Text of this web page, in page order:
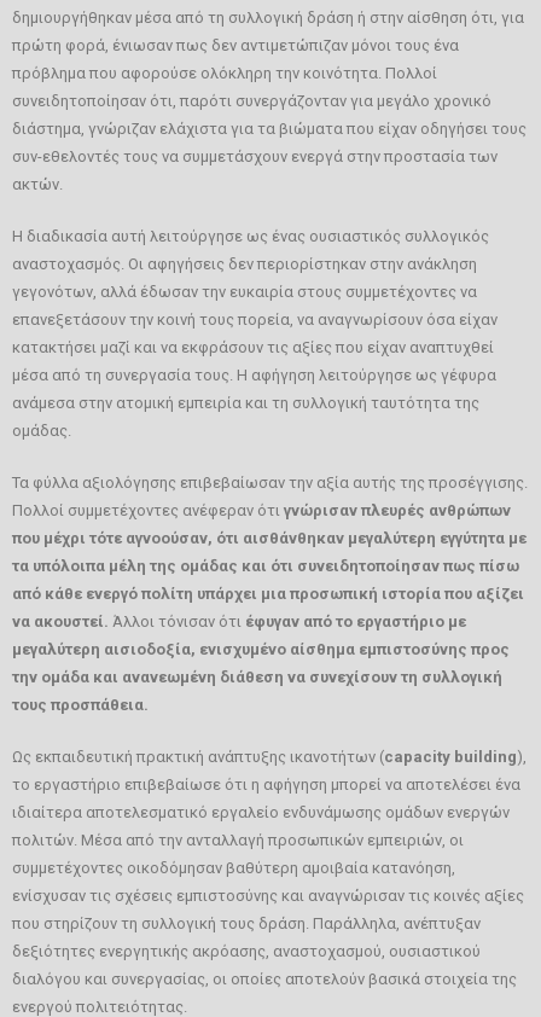
δημιουργήθηκαν μέσα από τη συλλογική δράση ή στην αίσθηση ότι, για
πρώτη φορά, ένιωσαν πως δεν αντιμετώπιζαν μόνοι τους ένα
πρόβλημα που αφορούσε ολόκληρη την κοινότητα. Πολλοί
συνειδητοποίησαν ότι, παρότι συνεργάζονταν για μεγάλο χρονικό
διάστημα, γνώριζαν ελάχιστα για τα βιώματα που είχαν οδηγήσει τους
συν-εθελοντές τους να συμμετάσχουν ενεργά στην προστασία των
ακτών.
Η διαδικασία αυτή λειτούργησε ως ένας ουσιαστικός συλλογικός
αναστοχασμός. Οι αφηγήσεις δεν περιορίστηκαν στην ανάκληση
γεγονότων, αλλά έδωσαν την ευκαιρία στους συμμετέχοντες να
επανεξετάσουν την κοινή τους πορεία, να αναγνωρίσουν όσα είχαν
κατακτήσει μαζί και να εκφράσουν τις αξίες που είχαν αναπτυχθεί
μέσα από τη συνεργασία τους. Η αφήγηση λειτούργησε ως γέφυρα
ανάμεσα στην ατομική εμπειρία και τη συλλογική ταυτότητα της
ομάδας.
Τα φύλλα αξιολόγησης επιβεβαίωσαν την αξία αυτής της προσέγγισης.
Πολλοί συμμετέχοντες ανέφεραν ότι γνώρισαν πλευρές ανθρώπων
που μέχρι τότε αγνοούσαν, ότι αισθάνθηκαν μεγαλύτερη εγγύτητα με
τα υπόλοιπα μέλη της ομάδας και ότι συνειδητοποίησαν πως πίσω
από κάθε ενεργό πολίτη υπάρχει μια προσωπική ιστορία που αξίζει
να ακουστεί. Άλλοι τόνισαν ότι έφυγαν από το εργαστήριο με
μεγαλύτερη αισιοδοξία, ενισχυμένο αίσθημα εμπιστοσύνης προς
την ομάδα και ανανεωμένη διάθεση να συνεχίσουν τη συλλογική
τους προσπάθεια.
Ως εκπαιδευτική πρακτική ανάπτυξης ικανοτήτων (capacity building),
το εργαστήριο επιβεβαίωσε ότι η αφήγηση μπορεί να αποτελέσει ένα
ιδιαίτερα αποτελεσματικό εργαλείο ενδυνάμωσης ομάδων ενεργών
πολιτών. Μέσα από την ανταλλαγή προσωπικών εμπειριών, οι
συμμετέχοντες οικοδόμησαν βαθύτερη αμοιβαία κατανόηση,
ενίσχυσαν τις σχέσεις εμπιστοσύνης και αναγνώρισαν τις κοινές αξίες
που στηρίζουν τη συλλογική τους δράση. Παράλληλα, ανέπτυξαν
δεξιότητες ενεργητικής ακρόασης, αναστοχασμού, ουσιαστικού
διαλόγου και συνεργασίας, οι οποίες αποτελούν βασικά στοιχεία της
ενεργού πολιτειότητας.